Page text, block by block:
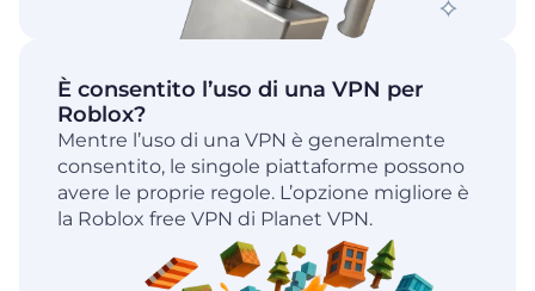
È consentito l’uso di una VPN per
Roblox?
Mentre l’uso di una VPN è generalmente
consentito, le singole piattaforme possono
avere le proprie regole. L’opzione migliore è
la Roblox free VPN di Planet VPN.